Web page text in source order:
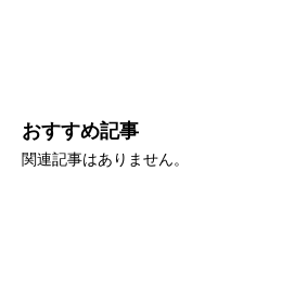
おすすめ記事
関連記事はありません。